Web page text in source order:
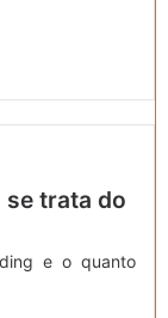
se trata do
e o quanto